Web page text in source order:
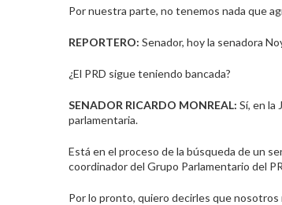
Por nuestra parte, no tenemos nada que
REPORTERO: Senador, hoy la senadora
¿El PRD sigue teniendo bancada?
SENADOR RICARDO MONREAL: Sí, en la
parlamentaria.
Está en el proceso de la búsqueda de un
coordinador del Grupo Parlamentario del
Por lo pronto, quiero decirles que